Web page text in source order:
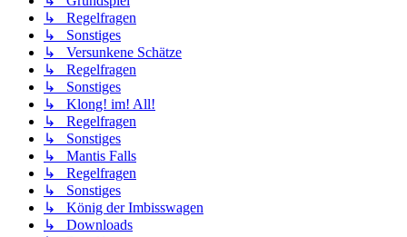
↳ Regelfragen
↳ Sonstiges
↳ Versunkene Schätze
↳ Regelfragen
↳ Sonstiges
↳ Klong! im! All!
↳ Regelfragen
↳ Sonstiges
↳ Mantis Falls
↳ Regelfragen
↳ Sonstiges
↳ König der Imbisswagen
↳ Downloads